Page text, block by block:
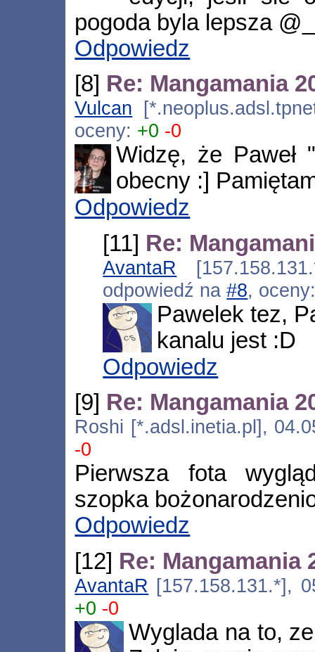
pogoda byla lepsza
Odpowiedz
[8] Re: Mangamania
Vulcan
oceny: +0 -0
Widzę, że Paweł
obecny :]
Odpowiedz
[11] Re:
AvantaR
odpowiedź na#8,
Pawelek tez,
kanalu jest :D
Odpowiedz
[9] Re: Mangamania
Roshi [*.adsl.inetia.pl],
-0
Pierwsza fota
szopka
Odpowiedz
[12] Re: Mangamania
AvantaR [157.158.131.*],
+0 -0
Wyglada na to,